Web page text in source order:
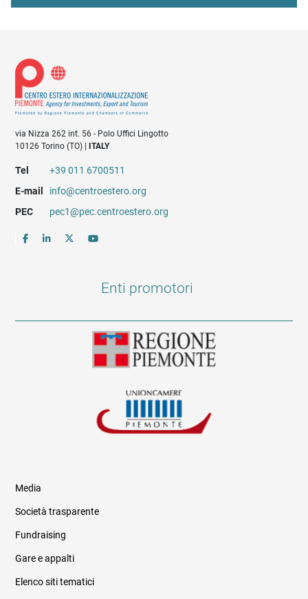
via Nizza 262 int. 56 - Polo Uffici Lingotto
10126 Torino (TO) |
ITALY
Tel
+39 011 6700511
E-mail
info@centroestero.org
PEC
pec1@pec.centroestero.org
Enti promotori
Informazioni legali e trasparenza
Media
Società trasparente
Fundraising
Gare e appalti
Elenco siti tematici